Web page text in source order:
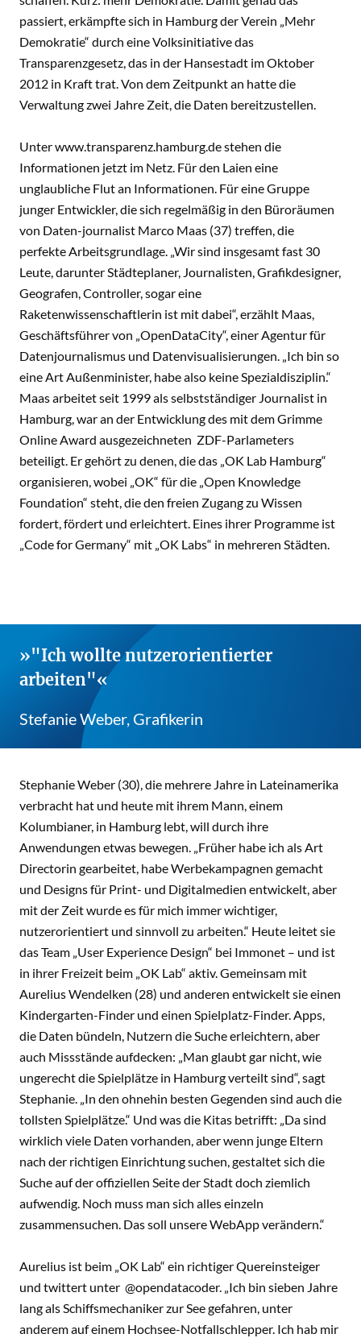
passiert, erkämpfte sich in Hamburg der Verein „Mehr
Demokratie“ durch eine Volksinitiative das
Transparenzgesetz, das in der Hansestadt im Oktober
2012 in Kraft trat. Von dem Zeitpunkt an hatte die
Verwaltung zwei Jahre Zeit, die Daten bereitzustellen.
Unterwww.transparenz.hamburg.destehen die
Informationen jetzt im Netz. Für den Laien eine
unglaubliche Flut an Informationen. Für eine Gruppe
junger Entwickler, die sich regelmäßig in den Büroräumen
von Daten-journalist Marco Maas (37) treffen, die
perfekte Arbeitsgrundlage. „Wir sind insgesamt fast 30
Leute, darunter Städteplaner, Journalisten, Grafikdesigner,
Geografen, Controller, sogar eine
Raketenwissenschaftlerin ist mit dabei“, erzählt Maas,
Geschäftsführer von „OpenDataCity“, einer Agentur für
Datenjournalismus und Datenvisualisierungen. „Ich bin so
eine Art Außenminister, habe also keine Spezialdisziplin.“
Maas arbeitet seit 1999 als selbstständiger Journalist in
Hamburg, war an der Entwicklung des mit dem Grimme
Online Award ausgezeichneten ZDF-Parlameters
beteiligt. Er gehört zu denen, die das „OK Lab Hamburg“
organisieren, wobei „OK“ für die „Open Knowledge
Foundation“ steht, die den freien Zugang zu Wissen
fordert, fördert und erleichtert. Eines ihrer Programme ist
„Code for Germany“ mit „OK Labs“ in mehreren Städten.
"Ich wollte nutzerorientierter
arbeiten"
Stefanie Weber, Grafikerin
Stephanie Weber (30), die mehrere Jahre in Lateinamerika
verbracht hat und heute mit ihrem Mann, einem
Kolumbianer, in Hamburg lebt, will durch ihre
Anwendungen etwas bewegen. „Früher habe ich als Art
Directorin gearbeitet, habe Werbekampagnen gemacht
und Designs für Print- und Digitalmedien entwickelt, aber
mit der Zeit wurde es für mich immer wichtiger,
nutzerorientiert und sinnvoll zu arbeiten.“ Heute leitet sie
das Team „User Experience Design“ bei Immonet – und ist
in ihrer Freizeit beim „OK Lab“ aktiv. Gemeinsam mit
Aurelius Wendelken (28) und anderen entwickelt sie einen
Kindergarten-Finder und einen Spielplatz-Finder. Apps,
die Daten bündeln, Nutzern die Suche erleichtern, aber
auch Missstände aufdecken: „Man glaubt gar nicht, wie
ungerecht die Spielplätze in Hamburg verteilt sind“, sagt
Stephanie. „In den ohnehin besten Gegenden sind auch die
tollsten Spielplätze.“ Und was die Kitas betrifft: „Da sind
wirklich viele Daten vorhanden, aber wenn junge Eltern
nach der richtigen Einrichtung suchen, gestaltet sich die
Suche auf der offiziellen Seite der Stadt doch ziemlich
aufwendig. Noch muss man sich alles einzeln
zusammensuchen. Das soll unsere WebApp verändern.“
Aurelius ist beim „OK Lab“ ein richtiger Quereinsteiger
und twittert unter @opendatacoder. „Ich bin sieben Jahre
lang als Schiffsmechaniker zur See gefahren, unter
anderem auf einem Hochsee-Notfallschlepper. Ich hab mir